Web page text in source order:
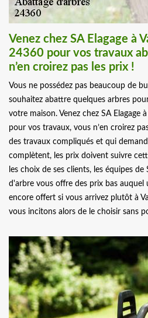
Venez chez SA Elagage à
24360 pour vos travaux
n’en croirez pas les prix !
Vous ne possédez pas beaucoup de
souhaitez abattre quelques arbres
votre maison. Venez chez SA Elagage
pour vos travaux, vous n’en croirez
des travaux compliqués et qui
complètent, les prix doivent suivre
les choix de ses clients, les équipes
d'arbre vous offre des prix bas auquel
encore offert si vous arrivez plutôt à
vous incitons alors de le choisir sans